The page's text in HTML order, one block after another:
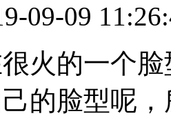
09-09
火的一个
的脸型呢